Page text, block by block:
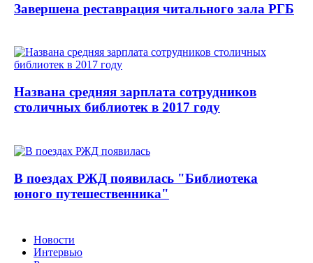
Завершена реставрация читального зала РГБ
Названа средняя зарплата сотрудников
столичных библиотек в 2017 году
В поездах РЖД появилась "Библиотека
юного путешественника"
Новости
Интервью